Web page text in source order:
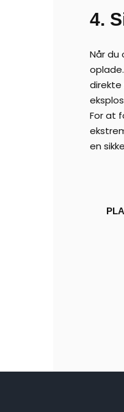
4.
Når du
direkte
For at
en